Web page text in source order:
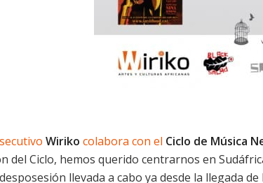
Wiriko colabora con el Ciclo de Música
del Ciclo, hemos querido centrarnos en
llevada a cabo ya desde la llegada